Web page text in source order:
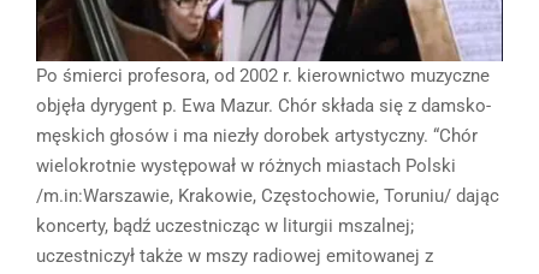
Po śmierci profesora, od 2002 r. kierownictwo muzyczne
objęła dyrygent p. Ewa Mazur. Chór składa się z damsko-
męskich głosów i ma niezły dorobek artystyczny. “Chór
wielokrotnie występował w różnych miastach Polski
/m.in:Warszawie, Krakowie, Częstochowie, Toruniu/ dając
koncerty, bądź uczestnicząc w liturgii mszalnej;
uczestniczył także w mszy radiowej emitowanej z